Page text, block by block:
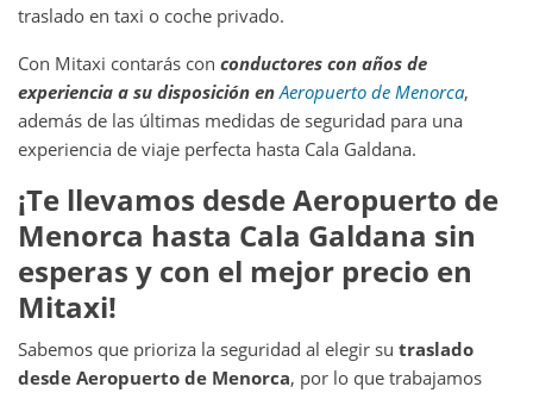
traslado en taxi o coche privado.
Con Mitaxi contarás con conductores con años de
experiencia a su disposición enAeropuerto de Menorca,
además de las últimas medidas de seguridad para una
experiencia de viaje perfecta hasta Cala Galdana.
¡Te llevamos desdeAeropuerto de
Menorca hasta Cala Galdana sin
esperas y con el mejor precio en
Mitaxi!
Sabemos que prioriza la seguridad al elegir su traslado
desde Aeropuerto de Menorca, por lo que trabajamos